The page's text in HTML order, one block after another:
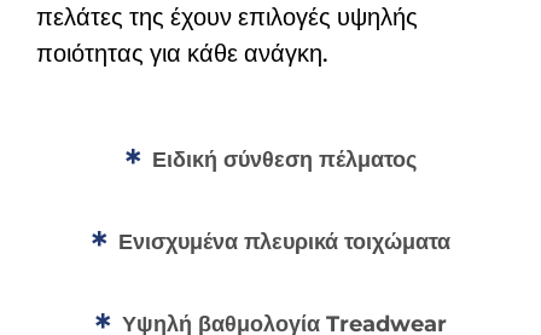
πελάτες της έχουν επιλογές υψηλής
ποιότητας για κάθε ανάγκη.
Ειδική σύνθεση πέλματος
Ενισχυμένα πλευρικά τοιχώματα
Υψηλή βαθμολογία Treadwear